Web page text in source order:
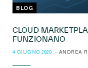
BLOG
CLOUD
FUNZIONANO
4 GIUGNO 2020 ANDREA